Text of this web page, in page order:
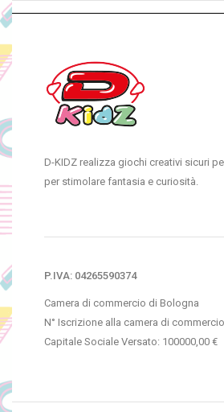
D-KIDZ realizza giochi creativi sicuri
per stimolare fantasia e curiosità.
P.IVA: 04265590374
Camera di commercio di Bologna
N° Iscrizione alla camera di
Capitale Sociale Versato: 100000,00 €